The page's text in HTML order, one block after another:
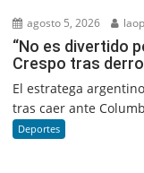
agosto 5, 2026
“No es divertido
Crespo tras
El estratega
tras caer ante
Deportes